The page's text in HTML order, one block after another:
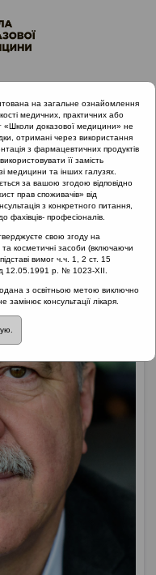
Іванович
на загальне ознайомлення
медичних, практичних або
«Школи доказової медицини» не
отримані через використання
з фармацевтичних продуктів
її замість
медицини та інших галузях.
за вашою згодою відповідно
прав споживачів» від
з конкретного питання,
фахівців- професіоналів.
свою згоду на
та косметичні засоби (включаючи
вимог ч.ч. 1, 2 ст. 15
12.05.1991 р. № 1023-XII.
з освітньою метою виключно
консультації лікаря.